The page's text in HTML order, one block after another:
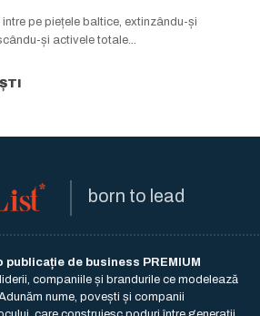
pe piețele baltice, extinzându-și
și activele totale...
born to lead
publicație de business PREMIUM
companiile și brandurile ce modelează
nume, povești și companii